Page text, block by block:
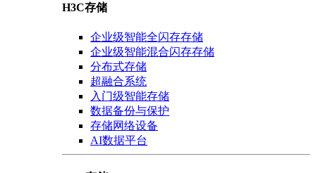
H3C存储
企业级智能全闪存存储
企业级智能混合闪存存储
分布式存储
超融合系统
入门级智能存储
数据备份与保护
存储网络设备
AI数据平台